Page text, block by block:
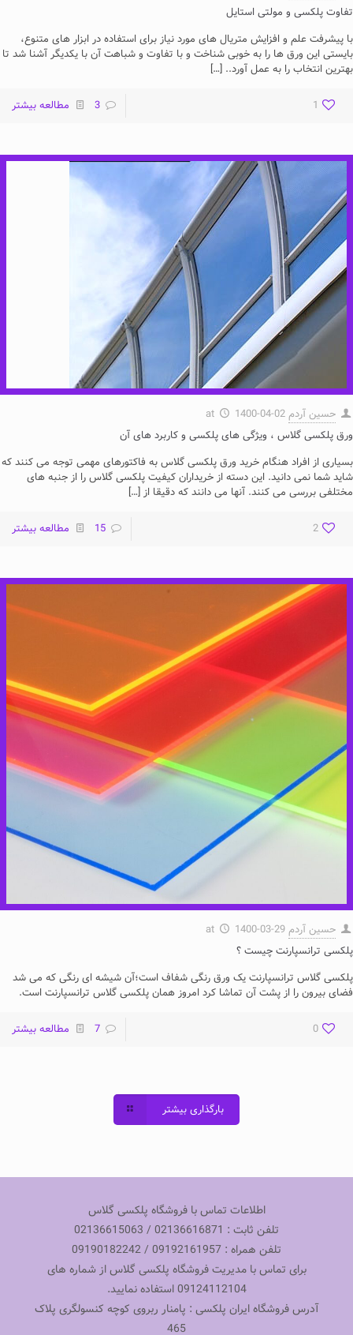
تفاوت پلکسی و مولتی استایل
با پیشرفت علم و افزایش متریال های مورد نیاز برای استفاده در ابزار های متنوع،
بایستی این ورق ها را به خوبی شناخت و با تفاوت و شباهت آن با یکدیگر آشنا شد تا
بهترین انتخاب را به عمل آورد.. […]
1
3 مطالعه بیشتر
حسین آردم at
1400-04-02
ورق پلکسی گلاس ، ویژگی های پلکسی و کاربرد های آن
بسیاری از افراد هنگام خرید ورق پلکسی گلاس به فاکتورهای مهمی توجه می کنند که
شاید شما نمی دانید. این دسته از خریداران کیفیت پلکسی گلاس را از جنبه های
مختلفی بررسی می کنند. آنها می دانند که دقیقا از […]
2
15 مطالعه بیشتر
حسین آردم at
1400-03-29
پلکسی ترانسپارنت چیست ؟
پلکسی گلاس ترانسپارنت یک ورق رنگی شفاف است؛آن شیشه ای رنگی که می شد
فضای بیرون را از پشت آن تماشا کرد امروز همان پلکسی گلاس ترانسپارنت است.
0
7 مطالعه بیشتر
بارگذاری بیشتر
اطلاعات تماس با فروشگاه پلکسی گلاس
تلفن ثابت : 02136616871 / 02136615063
تلفن همراه : 09192161957 / 09190182242
برای تماس با مدیریت فروشگاه پلکسی گلاس از شماره های
09124112104 استفاده نمایید.
آدرس فروشگاه ایران پلکسی : پامنار ربروی کوچه کنسولگری پلاک
465